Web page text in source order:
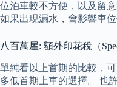
位泊車較不方便，以及留
如果出現漏水，會影響車位
八百萬屋: 額外印花稅（
單純看以上首期的比較，
多低首期上車的選擇。 也